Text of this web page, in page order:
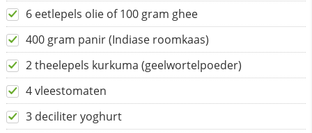
6 eetlepels olie of 100 gram ghee
400 gram panir (Indiase roomkaas)
2 theelepels kurkuma (geelwortelpoeder)
4 vleestomaten
3 deciliter yoghurt